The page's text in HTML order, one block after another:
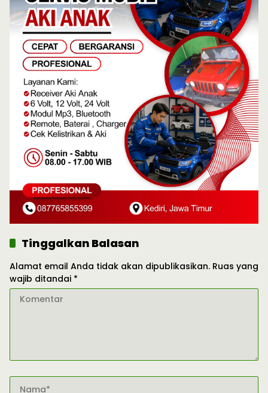
Tinggalkan Balasan
Alamat email Anda tidak akan dipublikasikan. Ruas yang
wajib ditandai *